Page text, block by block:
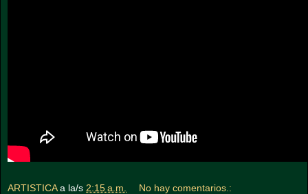
ARTISTICA a la/s 2:15 a.m. No hay comentarios.: